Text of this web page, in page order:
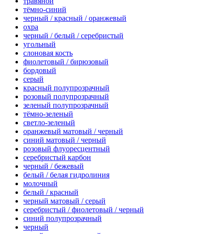
тёмно-синий
черный / красный / оранжевый
охра
черный / белый / серебристый
угольный
слоновая кость
фиолетовый / бирюзовый
бордовый
серый
красный полупрозрачный
розовый полупрозрачный
зеленый полупрозрачный
тёмно-зеленый
светло-зеленый
оранжевый матовый / черный
синий матовый / черный
розовый флуоресцентный
серебристый карбон
черный / бежевый
белый / белая гидролиния
молочный
белый / красный
черный матовый / серый
серебристый / фиолетовый / черный
синий полупрозрачный
черный